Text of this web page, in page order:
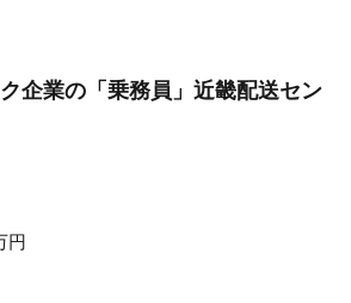
企業の「乗務員」近畿配送セン
円